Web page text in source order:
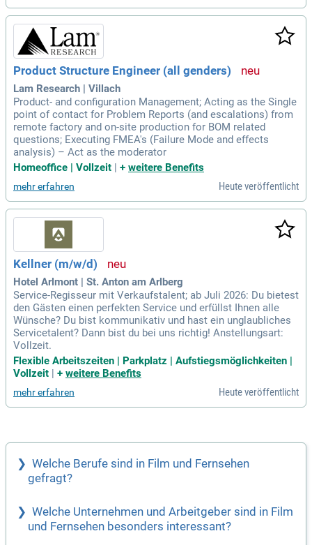
Product Structure Engineer (all genders)
Lam Research | Villach
Product- and configuration Management; Acting as the Single
point of contact for Problem Reports (and escalations) from
remote factory and on-site production for BOM related
questions; Executing FMEA's (Failure Mode and effects
analysis) – Act as the moderator
Homeoffice | Vollzeit | + weitere Benefits
mehr erfahren Heute veröffentlicht
Kellner (m/w/d)
Hotel Arlmont | St. Anton am Arlberg
Service-Regisseur mit Verkaufstalent; ab Juli 2026: Du bietest
den Gästen einen perfekten Service und erfüllst Ihnen alle
Wünsche? Du bist kommunikativ und hast ein unglaubliches
Servicetalent? Dann bist du bei uns richtig! Anstellungsart:
Vollzeit.
Flexible Arbeitszeiten | Parkplatz | Aufstiegsmöglichkeiten |
Vollzeit
+ weitere Benefits
mehr erfahren Heute veröffentlicht
Welche Berufe sind in Film und Fernsehen
gefragt?
Welche Unternehmen und Arbeitgeber sind in Film
und Fernsehen besonders interessant?